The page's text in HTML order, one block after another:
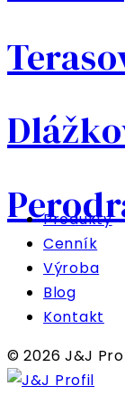
Produkty
Cenník
Výroba
Blog
Kontakt
© 2026 J&J